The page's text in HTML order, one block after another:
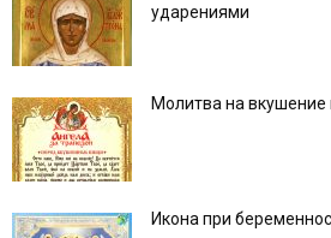
ударениями
Молитва на
Икона при